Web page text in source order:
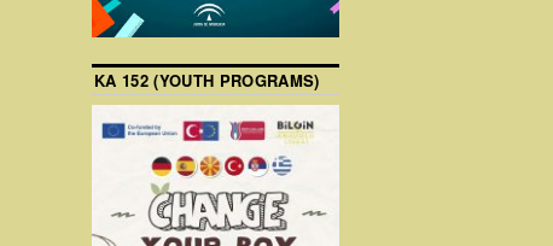
KA 152 (YOUTH PROGRAMS)